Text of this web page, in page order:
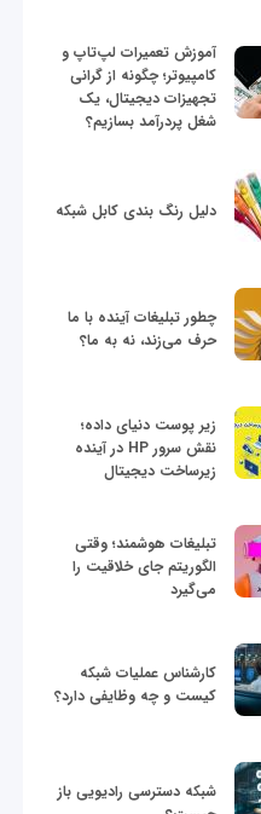
آموزش تعمیرات لپ‌تاپ و
کامپیوتر؛ چگونه از گرانی
تجهیزات دیجیتال، یک
شغل پردرآمد بسازیم؟
دلیل رنگ بندی کابل شبکه
چطور تبلیغات آینده با ما
حرف می‌زند، نه به ما؟
زیر پوست دنیای داده؛
نقش سرور HP در آینده
زیرساخت دیجیتال
تبلیغات هوشمند؛ وقتی
الگوریتم جای خلاقیت را
می‌گیرد
کارشناس عملیات شبکه
کیست و چه وظایفی دارد؟
شبکه دسترسی رادیویی باز